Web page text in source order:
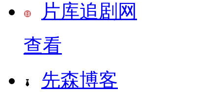
片库追剧网
查看
先森博客